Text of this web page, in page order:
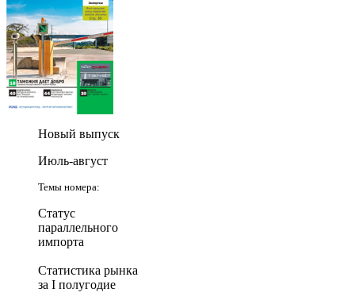
Новый выпуск
Июль-август
Темы номера:
Статус
параллельного
импорта
Статистика рынка
за I полугодие